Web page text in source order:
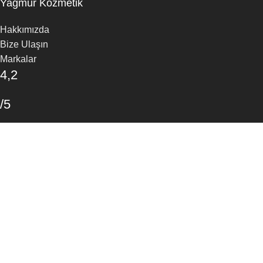
Yağmur Kozmetik
Hakkımızda
Bize Ulaşın
Markalar
4,2
/5